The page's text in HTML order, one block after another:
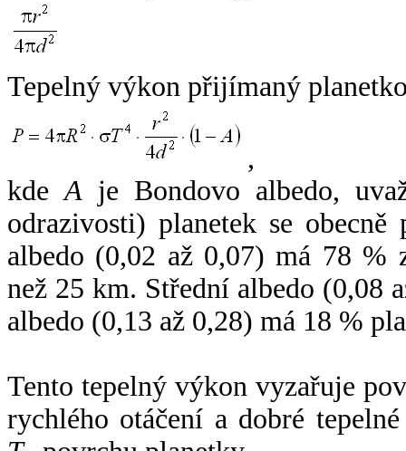
Tepelný výkon přijímaný
,
kdeA je Bondovo albedo,
odrazivosti) planetek se
albedo (0,02 až 0,07) má 78 %
než 25 km. Střední albedo (0,08
albedo (0,13 až 0,28) má 18 %
Tento tepelný výkon vyzařuje
rychlého otáčení a dobré